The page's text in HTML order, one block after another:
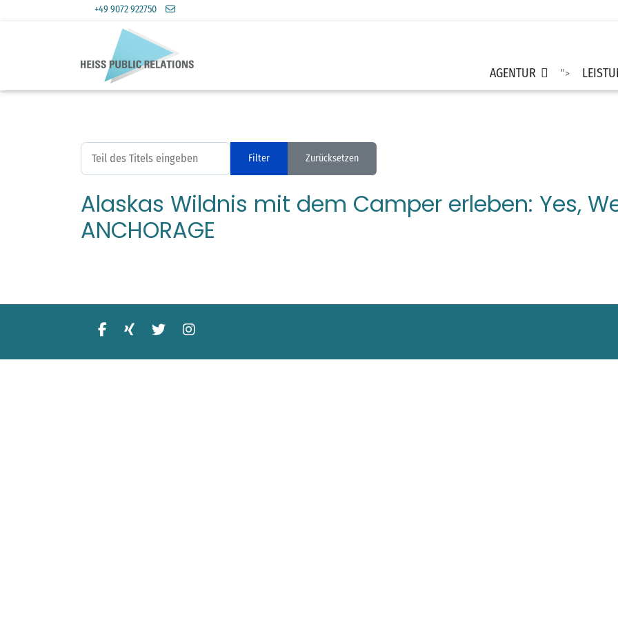
+49 9072 922750
AGENTUR ">
Teil des Titels eingeben
Filter Zurücksetzen
Alaskas Wildnis mit dem Camper erleben: Yes,
ANCHORAGE